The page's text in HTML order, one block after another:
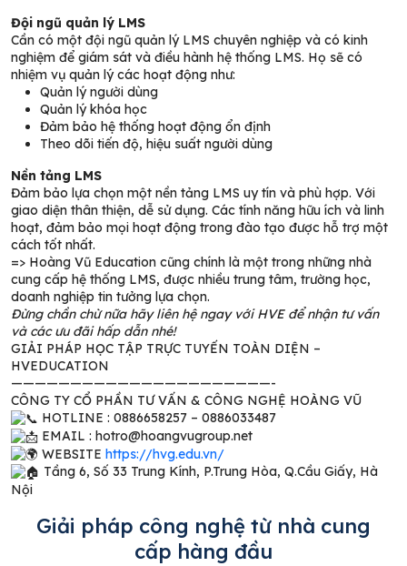
Đội ngũ quản lý LMS
Cần có một đội ngũ quản lý LMS chuyên nghiệp và có kinh
nghiệm để giám sát và điều hành hệ thống LMS. Họ sẽ có
nhiệm vụ quản lý các hoạt động như:
Quản lý người dùng
Quản lý khóa học
Đảm bảo hệ thống hoạt động ổn định
Theo dõi tiến độ, hiệu suất người dùng
Nền tảng LMS
Đảm bảo lựa chọn một nền tảng LMS uy tín và phù hợp. Với
giao diện thân thiện, dễ sử dụng. Các tính năng hữu ích và linh
hoạt, đảm bảo mọi hoạt động trong đào tạo được hỗ trợ một
cách tốt nhất.
=> Hoàng Vũ Education cũng chính là một trong những nhà
cung cấp hệ thống LMS, được nhiều trung tâm, trường học,
doanh nghiệp tin tưởng lựa chọn.
Đừng chần chừ nữa hãy liên hệ ngay với HVE để nhận tư vấn
và các ưu đãi hấp dẫn nhé!
GIẢI PHÁP HỌC TẬP TRỰC TUYẾN TOÀN DIỆN –
HVEDUCATION
——————————————————————-
CÔNG TY CỔ PHẦN TƯ VẤN & CÔNG NGHỆ HOÀNG VŨ
HOTLINE : 0886658257 – 0886033487
EMAIL : hotro@hoangvugroup.net
WEBSITE https://hvg.edu.vn/
Tầng 6, Số 33 Trung Kính, P.Trung Hòa, Q.Cầu Giấy, Hà
Nội
Giải pháp công nghệ từ nhà cung
cấp hàng đầu